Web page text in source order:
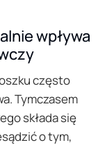
wpływa
często
Tymczasem
składa się
o tym,